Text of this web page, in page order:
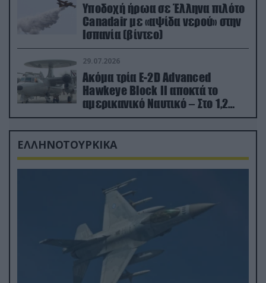
Υποδοχή ήρωα σε Έλληνα πιλότο
Canadair με «αψίδα νερού» στην
Ισπανία (βίντεο)
29.07.2026
Ακόμα τρία E-2D Advanced
Hawkeye Block II αποκτά το
αμερικανικό Ναυτικό – Στο 1,2
δισ.δολάρια το κόστος
ΕΛΛΗΝΟΤΟΥΡΚΙΚΑ